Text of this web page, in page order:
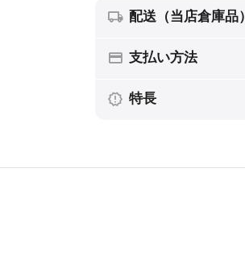
配送（当店倉庫品）
支払い方法
特長